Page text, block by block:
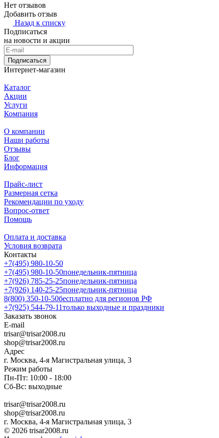
Нет отзывов
Добавить отзыв
Назад к списку
Подписаться
на новости и акции
Подписаться
Интернет-магазин
Каталог
Акции
Услуги
Компания
О компании
Наши работы
Отзывы
Блог
Информация
Прайс-лист
Размерная сетка
Рекомендации по уходу
Вопрос-ответ
Помощь
Оплата и доставка
Условия возврата
Контакты
+7(495) 980-10-50
+7(495) 980-10-50понедельник-пятница
+7(926) 785-25-25понедельник-пятница
+7(926) 140-25-25понедельник-пятница
8(800) 350-10-50бесплатно для регионов РФ
+7(925) 544-79-11только выходные и праздники
Заказать звонок
E-mail
trisar@trisar2008.ru
shop@trisar2008.ru
Адрес
г. Москва, 4-я Магистральная улица, 3
Режим работы
Пн-Пт: 10:00 - 18:00
Сб-Вс: выходные
trisar@trisar2008.ru
shop@trisar2008.ru
г. Москва, 4-я Магистральная улица, 3
© 2026 trisar2008.ru